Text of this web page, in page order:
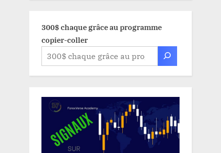
300$ chaque grâce au programme
copier-coller